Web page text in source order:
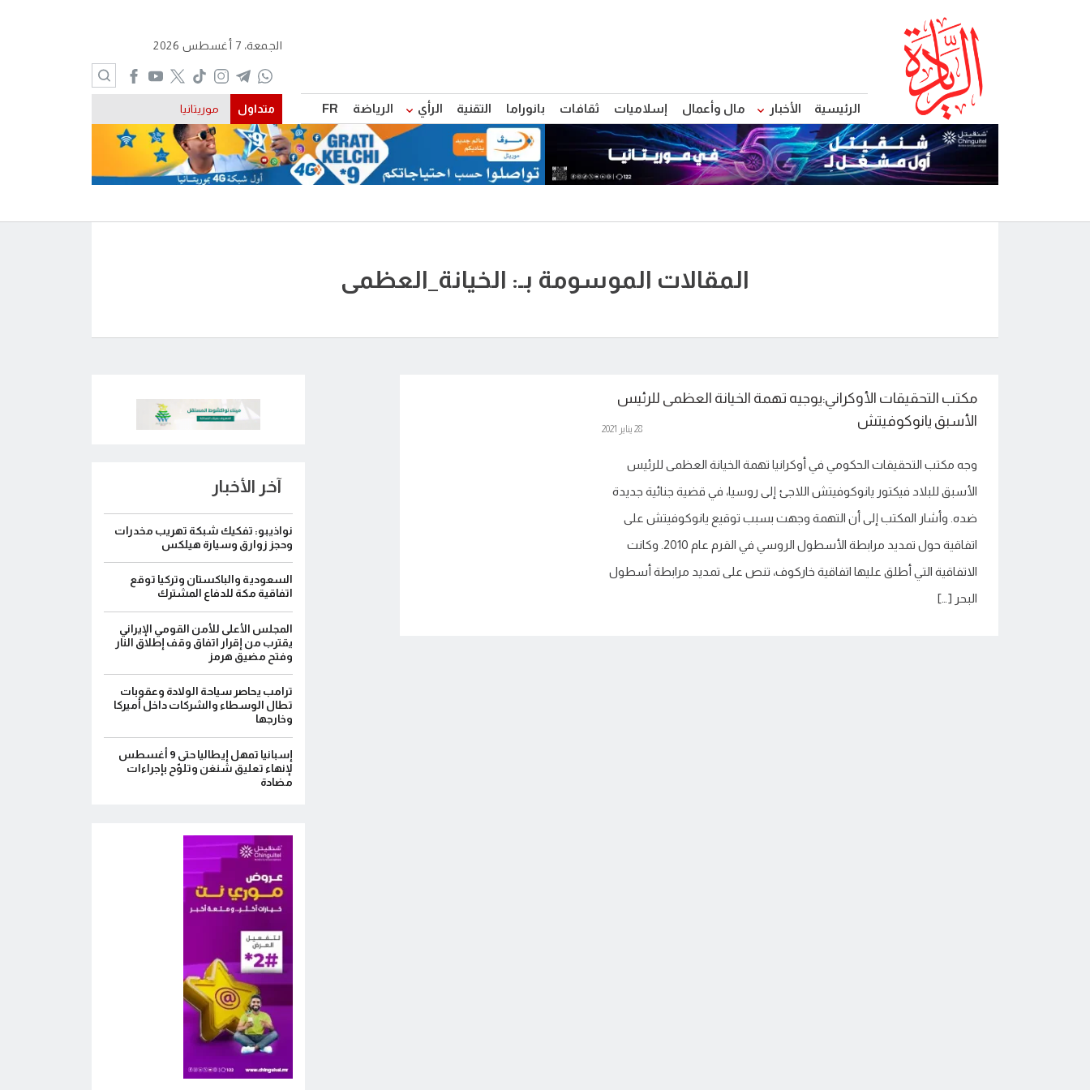
الرئيسية الأخبار مال وأعمال إسلاميات ثقافات بانوراما التقنية الرأي الرياضة FR
الجمعة، 7 أغسطس 2026
متداول موريتانيا
المقالات الموسومة بـ: الخيانة_العظمى
مكتب التحقيقات الأوكراني:يوجيه تهمة الخيانة العظمى للرئيس
الأسبق يانوكوفيتش
28 يناير 2021
وجه مكتب التحقيقات الحكومي في أوكرانيا تهمة الخيانة العظمى للرئيس
الأسبق للبلاد فيكتور يانوكوفيتش اللاجئ إلى روسيا، في قضية جنائية جديدة
ضده. وأشار المكتب إلى أن التهمة وجهت بسبب توقيع يانوكوفيتش على
اتفاقية حول تمديد مرابطة الأسطول الروسي في القرم عام 2010. وكانت
الاتفاقية التي أطلق عليها اتفاقية خاركوف، تنص على تمديد مرابطة أسطول
البحر […]
آخر الأخبار
نواذيبو: تفكيك شبكة تهريب مخدرات
وحجز زوارق وسيارة هيلكس
السعودية والباكستان وتركيا توقع
اتفاقية مكة للدفاع المشترك
المجلس الأعلى للأمن القومي الإيراني
يقترب من إقرار اتفاق وقف إطلاق النار
وفتح مضيق هرمز
ترامب يحاصر سياحة الولادة وعقوبات
تطال الوسطاء والشركات داخل أميركا
وخارجها
إسبانيا تمهل إيطاليا حتى 9 أغسطس
لإنهاء تعليق شنغن وتلوّح بإجراءات
مضادة